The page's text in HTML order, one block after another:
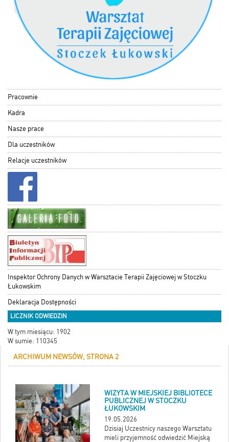
Pracownie
Kadra
Nasze prace
Dla uczestników
Relacje uczestników
Inspektor Ochrony Danych w Warsztacie Terapii Zajęciowej w Stoczku
Łukowskim
Deklaracja Dostępności
LICZNIK ODWIEDZIN
W tym miesiącu: 1902
W sumie: 110345
ARCHIWUM NEWSÓW, STRONA 2
WIZYTA W MIEJSKIEJ BIBLIOTECE
PUBLICZNEJ W STOCZKU
ŁUKOWSKIM
19.05.2026
Dzisiaj Uczestnicy naszego Warsztatu
mieli przyjemność odwiedzić Miejską